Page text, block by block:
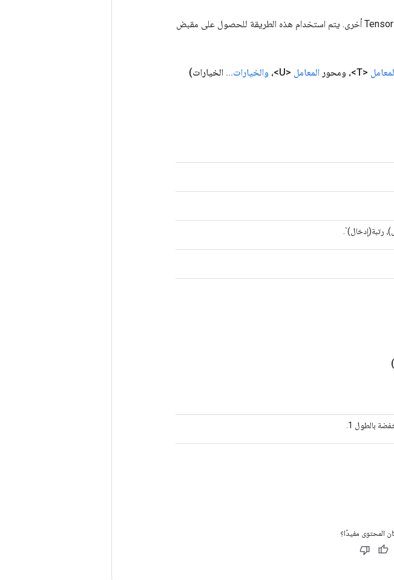
المدخلات إلى عمليات TensorFlow هي مخرجات عملية TensorFlow أخرى. يتم استخدام هذه الطريقة للحصول على مقبض
<T>، ومحور المعامل <U>، والخيارات.
.
. الخيارات)
رتبة(إدخال)`.
بالطول 1.
المحتوى مفيدًا؟